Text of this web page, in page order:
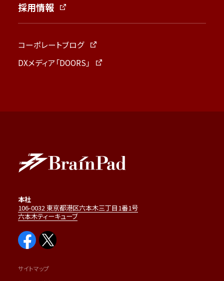
採用情報
コーポレートブログ
DXメディア「DOORS」
本社
106-0032 東京都港区六本木三丁目1番1号
六本木ティーキューブ
サイトマップ